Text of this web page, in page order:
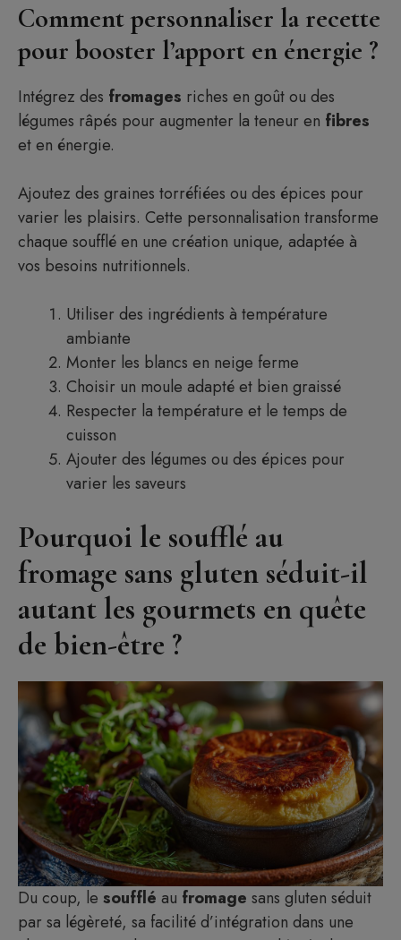
Comment personnaliser la recette
pour booster l’apport en énergie ?
Intégrez des fromages riches en goût ou des
légumes râpés pour augmenter la teneur en fibres
et en énergie.
Ajoutez des graines torréfiées ou des épices pour
varier les plaisirs. Cette personnalisation transforme
chaque soufflé en une création unique, adaptée à
vos besoins nutritionnels.
Utiliser des ingrédients à température
ambiante
Monter les blancs en neige ferme
Choisir un moule adapté et bien graissé
Respecter la température et le temps de
cuisson
Ajouter des légumes ou des épices pour
varier les saveurs
Pourquoi le soufflé au
fromage sans gluten séduit-il
autant les gourmets en quête
de bien-être ?
Du coup, le soufflé au fromage sans gluten séduit
par sa légèreté, sa facilité d’intégration dans une
Article ajouté au panier
0 Produit - $0.00
Paiement